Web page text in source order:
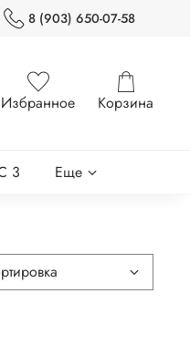
8 (903) 650-07-58
Избранное Корзина
3 Еще